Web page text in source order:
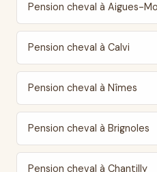
Pension cheval à Aigues-
Pension cheval à Calvi
Pension cheval à Nîmes
Pension cheval à Brignoles
Pension cheval à Chantilly